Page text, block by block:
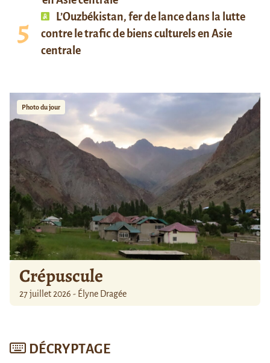
L’Ouzbékistan, fer de lance dans la lutte
contre le trafic de biens culturels en Asie
centrale
Photo du jour
Crépuscule
27 juillet 2026 - Élyne Dragée
DÉCRYPTAGE